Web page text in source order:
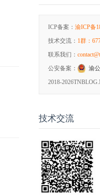
ICP备案：渝ICP备
技术交流： 1群：
联系我们：
公安备案：
渝
2018-2026
技术交流